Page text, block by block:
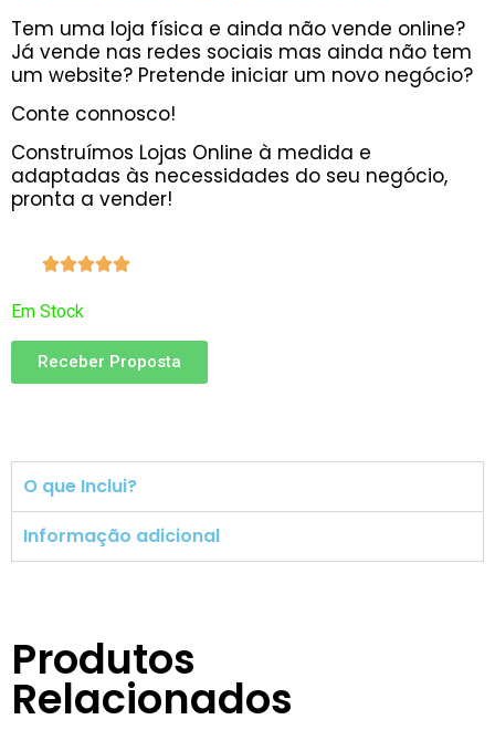
Tem uma loja física e ainda não vende online?
Já vende nas redes sociais mas ainda não tem
um website? Pretende iniciar um novo negócio?
Conte connosco!
Construímos Lojas Online à medida e
adaptadas às necessidades do seu negócio,
pronta a vender!

Em Stock
Receber Proposta
O que Inclui?
Informação adicional
Produtos
Relacionados